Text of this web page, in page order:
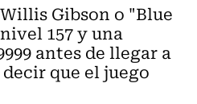
Gibson o "Blue
157 y una
antes de llegar a
que el juego